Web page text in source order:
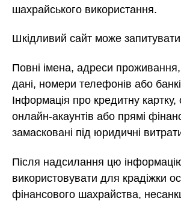
шахрайського використання.
Шкідливий сайт може запитувати
Повні імена, адреси проживання,
дані, номери телефонів або
Інформація про кредитну картку,
онлайн-акаунтів або прямі
замасковані під юридичні
Після надсилання цю
використовувати для крадіжки
фінансового шахрайства,